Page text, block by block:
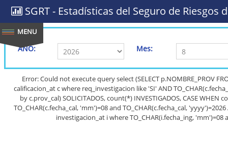
SGRT - Estadísticas del Seguro de Riesgos
AÑO: Mes:
Error: Could not execute query select (SELECT p.NOMBRE_PROV
calificacion_at c where req_investigacion like 'SI' AND
by c.prov_cal) SOLICITADOS, count(*) INVESTIGADOS, CASE
TO_CHAR(c.fecha_cal, 'mm')=08 and TO_CHAR(c.fecha_cal,
investigacion_at i where TO_CHAR(i.fecha_ing,